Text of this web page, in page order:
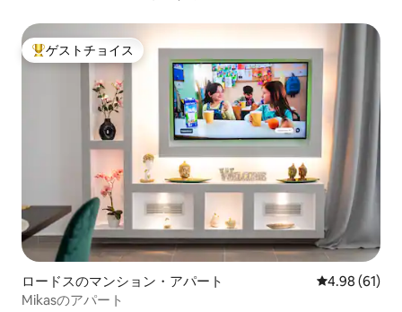
大好評のゲストチョイスです。
ゲストチョイス
ロードスのマンション・アパート レビュー61
4.98 (61)
Mikasのアパート